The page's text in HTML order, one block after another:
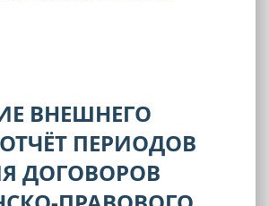
ВНЕШНЕГО
ПЕРИОДОВ
ДОГОВОРОВ